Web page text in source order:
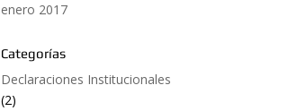
enero 2017
Categorías
Declaraciones Institucionales
(2)